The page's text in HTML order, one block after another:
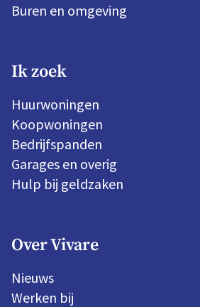
Buren en omgeving
Ik zoek
Huurwoningen
Koopwoningen
Bedrijfspanden
Garages en overig
Hulp bij geldzaken
Over Vivare
Nieuws
Werken bij